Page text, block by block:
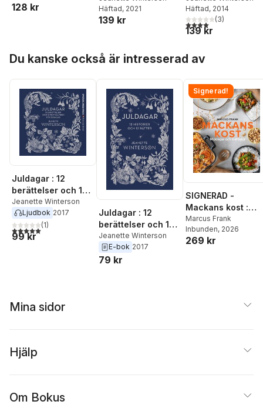
128 kr
Häftad, 2021
139 kr
Häftad, 2014
4,0utav 5 stjärnor.
(3)
139 kr
Du kanske också är intresserad av
Juldagar : 12
berättelser och 12
festmåltider för 12
dagar
Jeanette Winterson
Ljudbok 2017
5,0utav 5 stjärnor. Totalt antal röster:
(1)
99 kr
Juldagar : 12
berättelser och 12
festmåltider för 12
dagar
Jeanette Winterson
E-bok 2017
79 kr
Signerad!
SIGNERAD -
Mackans kost :
Middagar och
matlådor
Marcus Frank
Inbunden, 2026
269 kr
Mina sidor
Hjälp
Om Bokus